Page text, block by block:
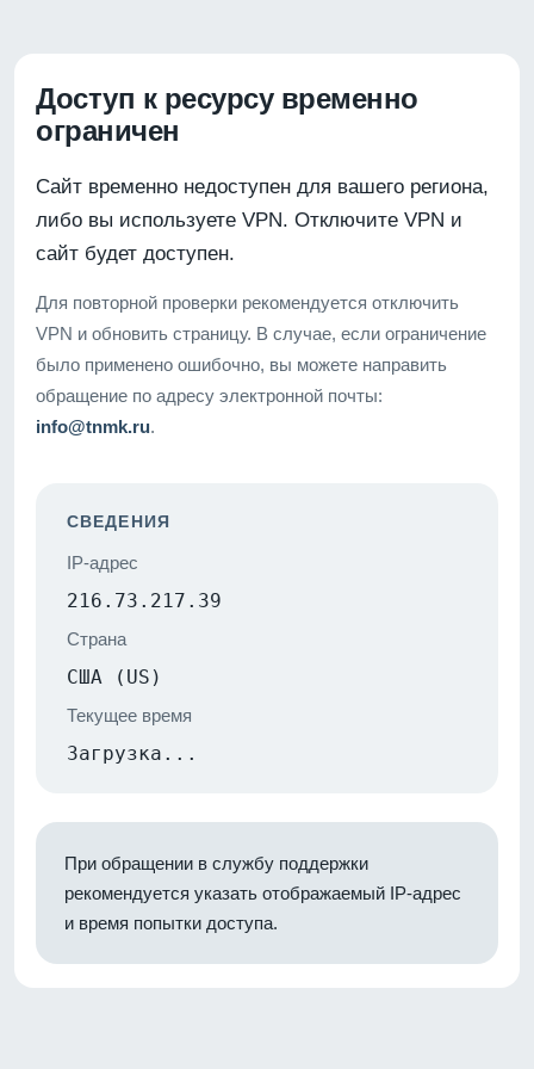
Доступ к ресурсу временно
ограничен
Сайт временно недоступен для вашего региона,
либо вы используете VPN. Отключите VPN и
сайт будет доступен.
Для повторной проверки рекомендуется отключить
VPN и обновить страницу. В случае, если ограничение
было применено ошибочно, вы можете направить
обращение по адресу электронной почты:
info@tnmk.ru.
СВЕДЕНИЯ
IP-адрес
216.73.217.39
Страна
США (US)
Текущее время
Загрузка...
При обращении в службу поддержки
рекомендуется указать отображаемый IP-адрес
и время попытки доступа.